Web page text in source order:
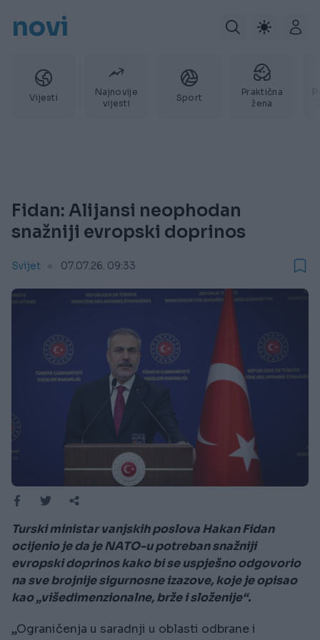
novi
Vijesti
Najnovije
vijesti
Sport
Praktična
žena
Fidan: Alijansi neophodan
snažniji evropski doprinos
Svijet 07.07.26. 09:33
Turski ministar vanjskih poslova Hakan Fidan
ocijenio je da je NATO-u potreban snažniji
evropski doprinos kako bi se uspješno odgovorio
na sve brojnije sigurnosne izazove, koje je opisao
kao „višedimenzionalne, brže i složenije“.
„Ograničenja u saradnji u oblasti odbrane i